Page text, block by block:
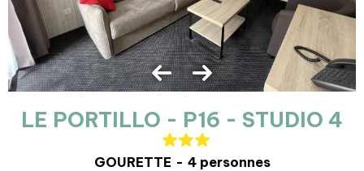
LE PORTILLO - P16 - STUDIO 4
GOURETTE 4 personnes